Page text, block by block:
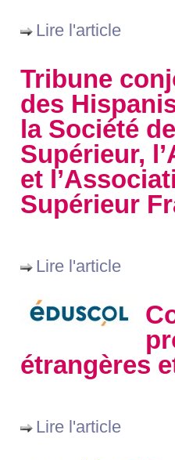
Lire l'article
Tribune
des
la Société
Supérieur,
et
Supérieur
Lire l'article
étrangères
Lire l'article